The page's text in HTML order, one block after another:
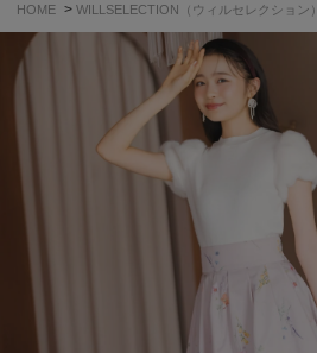
HOME > WILLSELECTION（ウィルセレクション）